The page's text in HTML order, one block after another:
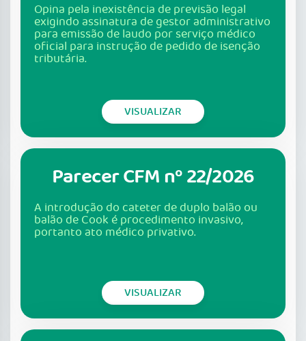
Opina pela inexistência de previsão legal
exigindo assinatura de gestor administrativo
para emissão de laudo por serviço médico
oficial para instrução de pedido de isenção
tributária.
VISUALIZAR
Parecer CFM nº 22/2026
A introdução do cateter de duplo balão ou
balão de Cook é procedimento invasivo,
portanto ato médico privativo.
VISUALIZAR